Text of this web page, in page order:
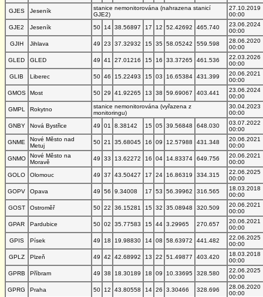
GJES
Jeseník
stanice nemonitorována (nahrazena stanicí
GJE2)
27.10.2019
00:00
GJE2
Jeseník 50 14 38.56897 17 12 52.42692 465.740
23.06.2024
00:00
GJIH
Jihlava 49 23 37.32932 15 35 58.05242 559.598
28.06.2020
00:00
GLED
GLED 49 41 27.01216 15 16 33.37265 461.536
22.03.2026
00:00
GLIB
Liberec 50 46 15.22493 15 03 16.65384 431.399
20.06.2021
00:00
GMOS
Most 50 29 41.92265 13 38 59.69067 403.441
23.06.2024
00:00
GMPL
Rokytno
stanice nemonitorována (vyřazena z
monitoringu)
30.04.2023
00:00
GNBY
Nová Bystřice 49 01 8.38142 15 05 39.56848 648.030
03.07.2022
00:00
GNME
Nové Město nad
Metuj
50 21 35.68045 16 09 12.57988 431.348
20.06.2021
00:00
GNMO
Nové Město na
Moravě
49 33 13.62272 16 04 14.83374 649.756
20.06.2021
00:00
GOLO
Olomouc 49 37 43.50427 17 24 16.86319 334.315
22.06.2025
00:00
GOPV
Opava 49 56 9.34008 17 53 56.39962 316.565
18.03.2018
00:00
GOST
Ostroměř 50 22 36.15281 15 32 35.08948 320.509
20.06.2021
00:00
GPAR
Pardubice 50 02 35.77583 15 44 3.29965 270.657
20.06.2021
00:00
GPIS
Písek 49 18 19.98830 14 08 58.63972 441.482
22.06.2025
00:00
GPLZ
Plzeň 49 42 42.68992 13 22 51.49877 403.420
18.03.2018
00:00
GPRB
Příbram 49 38 18.30189 18 09 10.33695 328.580
22.06.2025
00:00
GPRG
Praha 50 12 43.80558 14 26 3.30466 328.696
28.06.2020
00:00